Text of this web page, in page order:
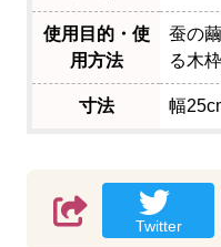
使用目的・使
用方法
蚕の
る木枠
寸法 幅
Twitter